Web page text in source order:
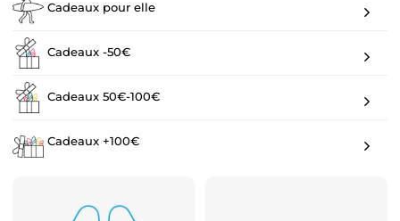
Cadeaux pour elle
Cadeaux -50€
Cadeaux 50€-100€
Cadeaux +100€